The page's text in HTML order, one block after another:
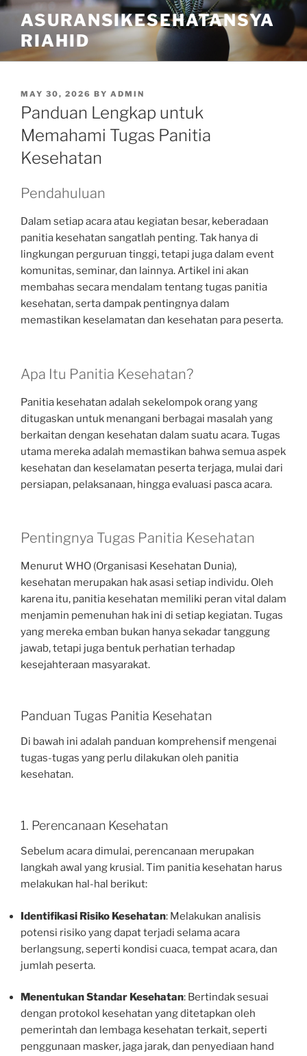
Skip
content
ASURANSIKESEHATANSYA
RIAHID
POSTED
ON
MAY 30, 2026 BY ADMIN
Panduan Lengkap untuk
Memahami Tugas Panitia
Kesehatan
Pendahuluan
Dalam setiap acara atau kegiatan besar, keberadaan
panitia kesehatan sangatlah penting. Tak hanya di
lingkungan perguruan tinggi, tetapi juga dalam event
komunitas, seminar, dan lainnya. Artikel ini akan
membahas secara mendalam tentang tugas panitia
kesehatan, serta dampak pentingnya dalam
memastikan keselamatan dan kesehatan para peserta.
Apa Itu Panitia Kesehatan?
Panitia kesehatan adalah sekelompok orang yang
ditugaskan untuk menangani berbagai masalah yang
berkaitan dengan kesehatan dalam suatu acara. Tugas
utama mereka adalah memastikan bahwa semua aspek
kesehatan dan keselamatan peserta terjaga, mulai dari
persiapan, pelaksanaan, hingga evaluasi pasca acara.
Pentingnya Tugas Panitia Kesehatan
Menurut WHO (Organisasi Kesehatan Dunia),
kesehatan merupakan hak asasi setiap individu. Oleh
karena itu, panitia kesehatan memiliki peran vital dalam
menjamin pemenuhan hak ini di setiap kegiatan. Tugas
yang mereka emban bukan hanya sekadar tanggung
jawab, tetapi juga bentuk perhatian terhadap
kesejahteraan masyarakat.
Panduan Tugas Panitia Kesehatan
Di bawah ini adalah panduan komprehensif mengenai
tugas-tugas yang perlu dilakukan oleh panitia
kesehatan.
1. Perencanaan Kesehatan
Sebelum acara dimulai, perencanaan merupakan
langkah awal yang krusial. Tim panitia kesehatan harus
melakukan hal-hal berikut:
Identifikasi Risiko Kesehatan: Melakukan analisis
potensi risiko yang dapat terjadi selama acara
berlangsung, seperti kondisi cuaca, tempat acara, dan
jumlah peserta.
Menentukan Standar Kesehatan: Bertindak sesuai
dengan protokol kesehatan yang ditetapkan oleh
pemerintah dan lembaga kesehatan terkait, seperti
penggunaan masker, jaga jarak, dan penyediaan hand